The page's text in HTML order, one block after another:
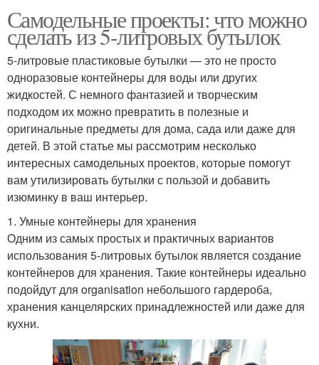
Самодельные проекты: что можно
сделать из 5-литровых бутылок
5-литровые пластиковые бутылки — это не просто
одноразовые контейнеры для воды или других
жидкостей. С немного фантазией и творческим
подходом их можно превратить в полезные и
оригинальные предметы для дома, сада или даже для
детей. В этой статье мы рассмотрим несколько
интересных самодельных проектов, которые помогут
вам утилизировать бутылки с пользой и добавить
изюминку в ваш интерьер.
1. Умные контейнеры для хранения
Одним из самых простых и практичных вариантов
использования 5-литровых бутылок является создание
контейнеров для хранения. Такие контейнеры идеально
подойдут для organisation небольшого гардероба,
хранения канцелярских принадлежностей или даже для
кухни.